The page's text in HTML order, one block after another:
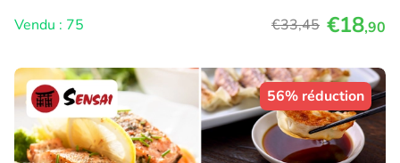
Vendu : 75
€33,45 €18,90
56% réduction